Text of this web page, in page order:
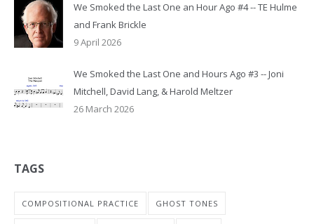
We Smoked the Last One an Hour Ago #4 -- TE Hulme
and Frank Brickle
9 April 2026
We Smoked the Last One and Hours Ago #3 -- Joni
Mitchell, David Lang, & Harold Meltzer
26 March 2026
TAGS
COMPOSITIONAL PRACTICE GHOST TONES